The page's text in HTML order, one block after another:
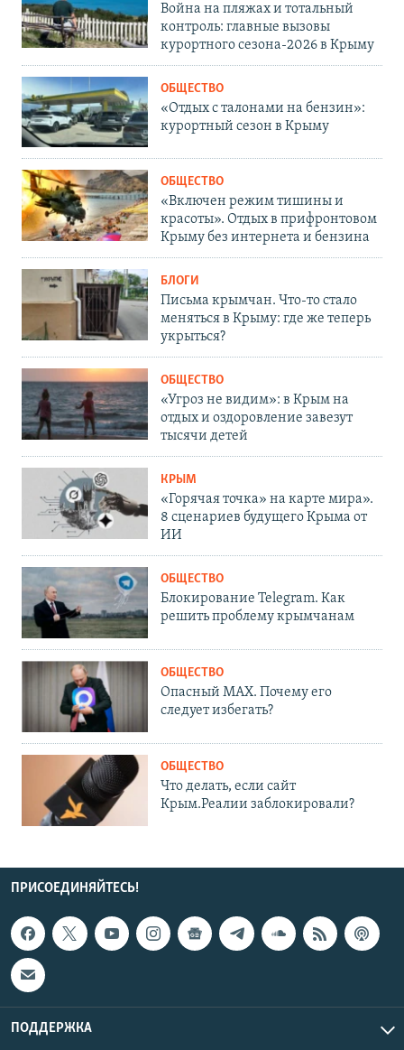
Война на пляжах и тотальный
контроль: главные вызовы
курортного сезона-2026 в Крыму
ОБЩЕСТВО
«Отдых с талонами на бензин»:
курортный сезон в Крыму
ОБЩЕСТВО
«Включен режим тишины и
красоты». Отдых в прифронтовом
Крыму без интернета и бензина
БЛОГИ
Письма крымчан. Что-то стало
меняться в Крыму: где же теперь
укрыться?
ОБЩЕСТВО
«Угроз не видим»: в Крым на
отдых и оздоровление завезут
тысячи детей
КРЫМ
«Горячая точка» на карте мира».
8 сценариев будущего Крыма от
ИИ
ОБЩЕСТВО
Блокирование Telegram. Как
решить проблему крымчанам
ОБЩЕСТВО
Опасный MAX. Почему его
следует избегать?
ОБЩЕСТВО
Что делать, если сайт
Крым.Реалии заблокировали?
ПРИСОЕДИНЯЙТЕСЬ!
ПОДДЕРЖКА